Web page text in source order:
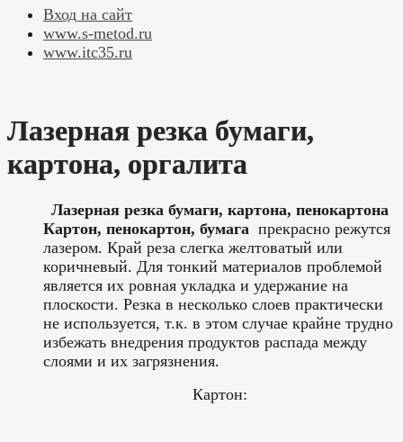
Вход на сайт
www.s-metod.ru
www.itc35.ru
Лазерная резка бумаги,
картона, оргалита
Лазерная резка бумаги, картона, пенокартона
Картон, пенокартон, бумага прекрасно режутся
лазером. Край реза слегка желтоватый или
коричневый. Для тонкий материалов проблемой
является их ровная укладка и удержание на
плоскости. Резка в несколько слоев практически
не используется, т.к. в этом случае крайне трудно
избежать внедрения продуктов распада между
слоями и их загрязнения.
Картон: